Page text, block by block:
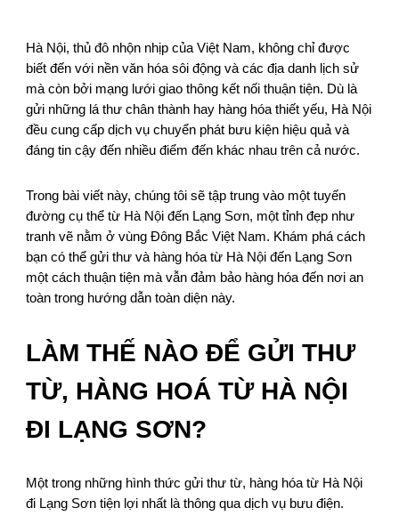
Hà Nội, thủ đô nhộn nhịp của Việt Nam, không chỉ được
biết đến với nền văn hóa sôi động và các địa danh lịch sử
mà còn bởi mạng lưới giao thông kết nối thuận tiện. Dù là
gửi những lá thư chân thành hay hàng hóa thiết yếu, Hà Nội
đều cung cấp dịch vụ chuyển phát bưu kiện hiệu quả và
đáng tin cậy đến nhiều điểm đến khác nhau trên cả nước.
Trong bài viết này, chúng tôi sẽ tập trung vào một tuyến
đường cụ thể từ Hà Nội đến Lạng Sơn, một tỉnh đẹp như
tranh vẽ nằm ở vùng Đông Bắc Việt Nam. Khám phá cách
bạn có thể gửi thư và hàng hóa từ Hà Nội đến Lạng Sơn
một cách thuận tiện mà vẫn đảm bảo hàng hóa đến nơi an
toàn trong hướng dẫn toàn diện này.
LÀM THẾ NÀO ĐỂ GỬI THƯ
TỪ, HÀNG HOÁ TỪ HÀ NỘI
ĐI LẠNG SƠN?
Một trong những hình thức gửi thư từ, hàng hóa từ Hà Nội
đi Lạng Sơn tiện lợi nhất là thông qua dịch vụ bưu điện.